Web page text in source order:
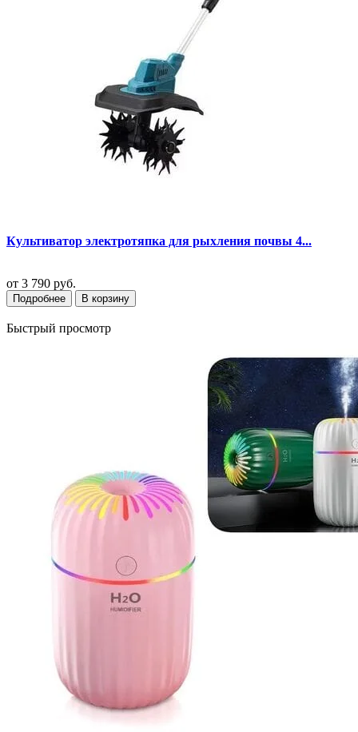
Культиватор электротяпка для рыхления почвы 4...
от 3 790 руб.
Подробнее В корзину
Быстрый просмотр